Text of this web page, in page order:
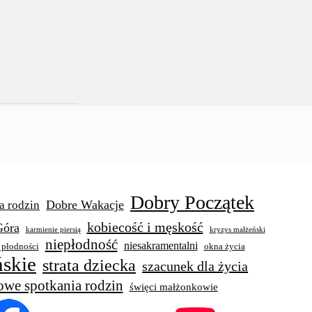
rodzin Dobre Wakacje Dobry Początek
karmienie piersią kobiecość i męskość kryzys małżeński
niepłodność niesakramentalni okna życia
strata dziecka szacunek dla życia
spotkania rodzin święci małżonkowie